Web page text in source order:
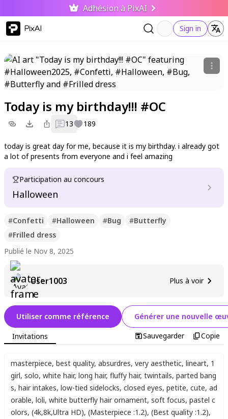
Adhésion à PixAI
PixAI Sign in
Today is my birthday!!! #OC
13 189
today is great day for me, because it is my birthday. i already got
a lot of presents from everyone and i feel amazing
Participation au concours
Halloween
#Confetti #Halloween #Bug #Butterfly
#Frilled dress
Publié le Nov 8, 2025
User1003 Plus à voir
Utiliser comme référence Générer une nouvelle
Invitations Sauvegarder Copie
masterpiece, best quality, absurdres, very aesthetic, lineart, 1
girl, solo, white hair, long hair, fluffy hair, twintails, parted bang
s, hair intakes, low-tied sidelocks, closed eyes, petite, cute, ad
orable, loli, white butterfly hair ornament, soft focus, pastel c
olors, (4k,8k,Ultra HD), (Masterpiece :1.2), (Best quality :1.2),